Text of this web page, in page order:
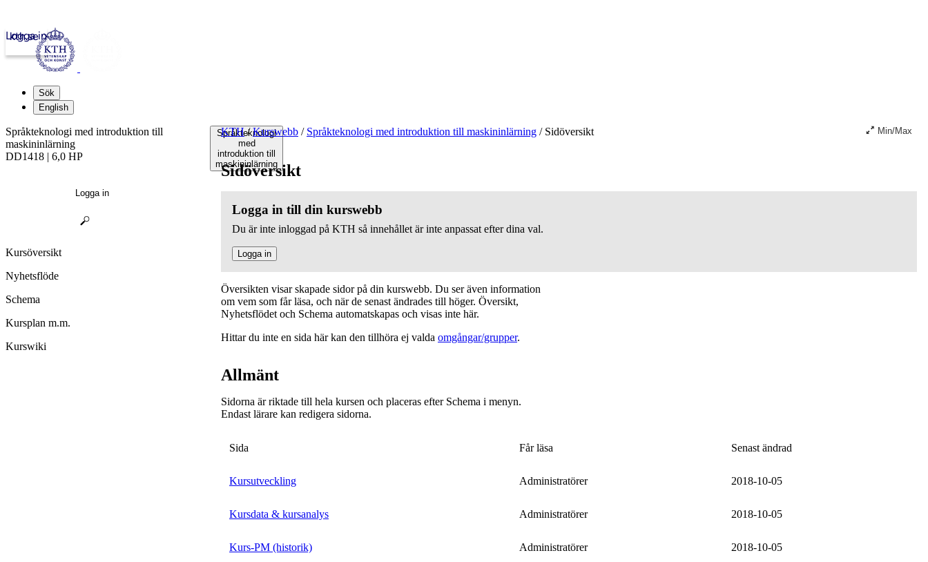
kth.se
Logga in
Sök
English
Språkteknologi
med
introduktion till
maskininlärning
KTH / Kurswebb / Språkteknologi med introduktion till maskininlärning /Sidöversikt Min/Max
Sidöversikt
Logga in till din kurswebb
Du är inte inloggad på KTH så innehållet är inte anpassat efter dina val.
Logga in
Översikten visar skapade sidor på din kurswebb. Du ser även information
om vem som får läsa, och när de senast ändrades till höger. Översikt,
Nyhetsflödet och Schema automatskapas och visas inte här.
Hittar du inte en sida här kan den tillhöra ej valda omgångar/grupper.
Allmänt
Sidorna är riktade till hela kursen och placeras efter Schema i menyn.
Endast lärare kan redigera sidorna.
Sida Får läsa Senast ändrad
Kursutveckling Administratörer 2018-10-05
Kursdata & kursanalys Administratörer 2018-10-05
Kurs-PM (historik) Administratörer 2018-10-05
Språkteknologi med introduktion till
maskininlärning
DD1418 | 6,0 HP
Logga in
Kursöversikt
Nyhetsflöde
Schema
Kursplan m.m.
Kurswiki